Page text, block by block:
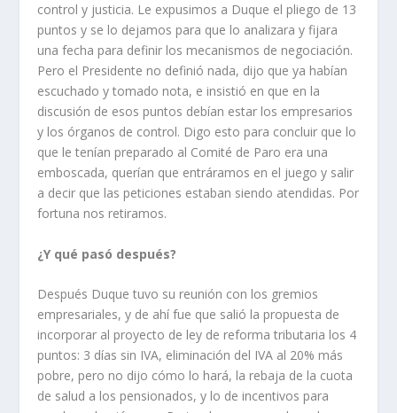
control y justicia. Le expusimos a Duque el pliego de 13
puntos y se lo dejamos para que lo analizara y fijara
una fecha para definir los mecanismos de negociación.
Pero el Presidente no definió nada, dijo que ya habían
escuchado y tomado nota, e insistió en que en la
discusión de esos puntos debían estar los empresarios
y los órganos de control. Digo esto para concluir que lo
que le tenían preparado al Comité de Paro era una
emboscada, querían que entráramos en el juego y salir
a decir que las peticiones estaban siendo atendidas. Por
fortuna nos retiramos.
¿Y qué pasó después?
Después Duque tuvo su reunión con los gremios
empresariales, y de ahí fue que salió la propuesta de
incorporar al proyecto de ley de reforma tributaria los 4
puntos: 3 días sin IVA, eliminación del IVA al 20% más
pobre, pero no dijo cómo lo hará, la rebaja de la cuota
de salud a los pensionados, y lo de incentivos para